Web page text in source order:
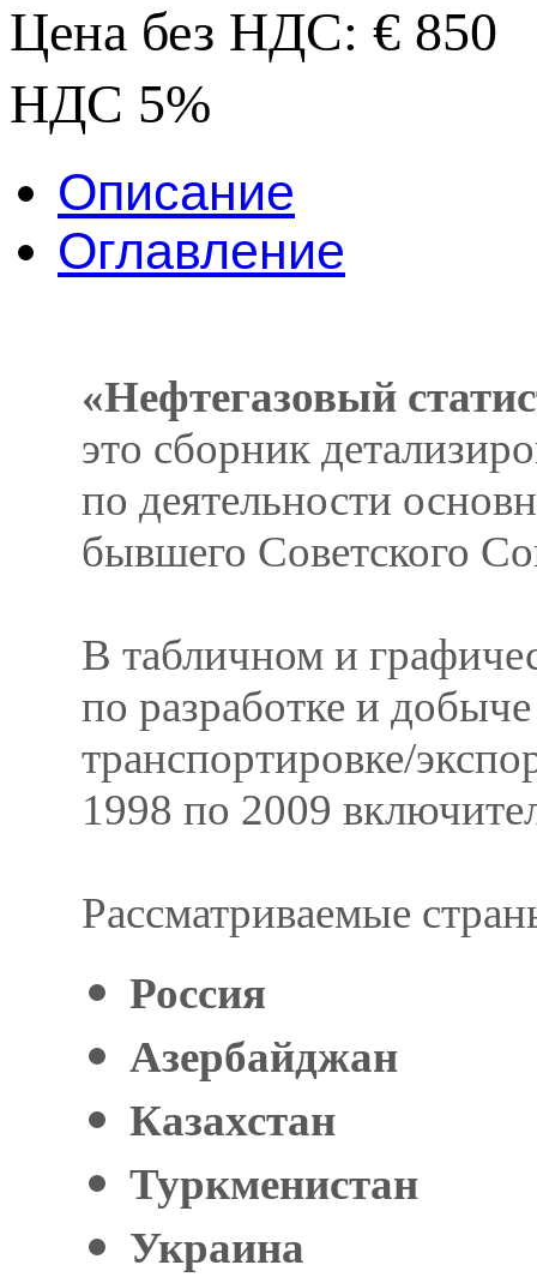
Цена без НДС: € 850
НДС 5%
Описание
Оглавление
«Нефтегазовый
это сборник
по деятельности
бывшего Советского
В табличном и
по разработке и
транспортировке/
1998 по 2009
Рассматриваемые
Россия
Азербайджан
Казахстан
Туркменистан
Украина